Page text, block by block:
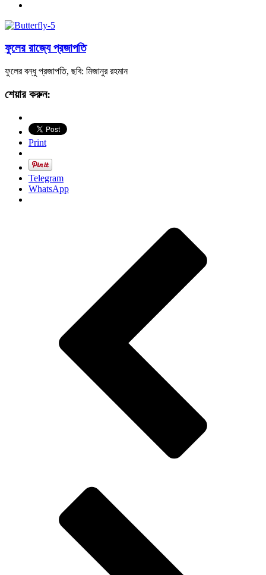
ফুলের রাজ্যে প্রজাপতি
ফুলের বন্ধু প্রজাপতি, ছবি: মিজানুর রহমান
শেয়ার করুন:
Print
Telegram
WhatsApp